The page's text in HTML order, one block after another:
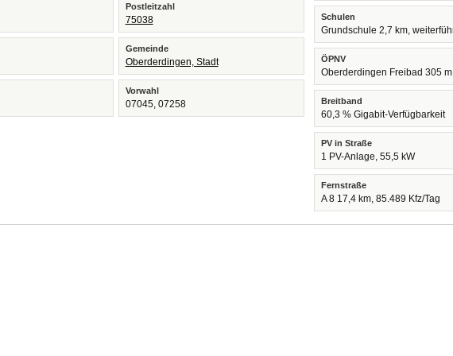
Postleitzahl
75038
Gemeinde
Oberderdingen, Stadt
Vorwahl
07045, 07258
Schulen
Grundschule 2,7 km,
ÖPNV
Oberderdingen Freibad 305 m
Breitband
60,3 % Gigabit-Verfügbarkeit
PV in Straße
1 PV-Anlage, 55,5 kW
Fernstraße
A 8 17,4 km, 85.489 Kfz/Tag